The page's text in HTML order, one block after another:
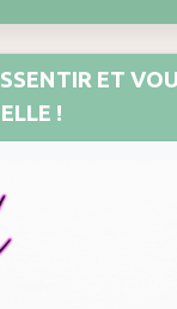
ET
!